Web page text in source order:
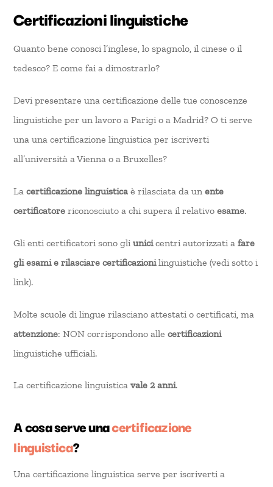
Certificazioni linguistiche
Quanto bene conosci l’inglese, lo spagnolo, il cinese o il
tedesco? E come fai a dimostrarlo?
Devi presentare una certificazione delle tue conoscenze
linguistiche per un lavoro a Parigi o a Madrid? O ti serve
una una certificazione linguistica per iscriverti
all’università a Vienna o a Bruxelles?
Lacertificazione linguistica è rilasciata da unente
certificatore riconosciuto a chi supera il relativoesame.
Gli enti certificatori sono gliunicicentri autorizzati afare
gli esami e rilasciare certificazionilinguistiche (vedi sotto i
link).
Molte scuole di lingue rilasciano attestati o certificati, ma
attenzione: NON corrispondono allecertificazioni
linguistiche ufficiali.
La certificazione linguisticavale 2 anni.
A cosa serve unacertificazione
linguistica?
Una certificazione linguistica serve per iscriverti a